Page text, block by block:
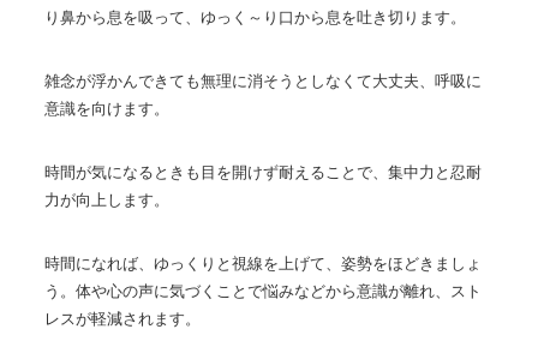
り鼻から息を吸って、ゆっく～り口から息を吐き切ります。
雑念が浮かんできても無理に消そうとしなくて大丈夫、呼吸に
意識を向けます。
時間が気になるときも目を開けず耐えることで、集中力と忍耐
力が向上します。
時間になれば、ゆっくりと視線を上げて、姿勢をほどきましょ
う。体や心の声に気づくことで悩みなどから意識が離れ、スト
レスが軽減されます。